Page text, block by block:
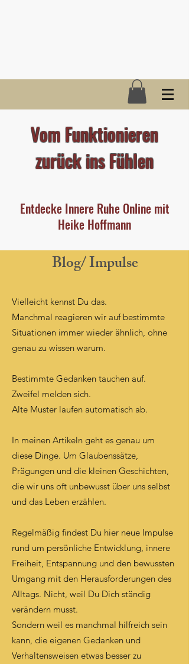
Vom Funktionieren
zurück ins Fühlen
Entdecke Innere Ruhe Online mit
Heike Hoffmann
Blog/ Impulse
Vielleicht kennst Du das.
Manchmal reagieren wir auf bestimmte
Situationen immer wieder ähnlich, ohne
genau zu wissen warum.
Bestimmte Gedanken tauchen auf.
Zweifel melden sich.
Alte Muster laufen automatisch ab.
In meinen Artikeln geht es genau um
diese Dinge. Um Glaubenssätze,
Prägungen und die kleinen Geschichten,
die wir uns oft unbewusst über uns selbst
und das Leben erzählen.
Regelmäßig findest Du hier neue Impulse
rund um persönliche Entwicklung, innere
Freiheit, Entspannung und den bewussten
Umgang mit den Herausforderungen des
Alltags. Nicht, weil Du Dich ständig
verändern musst.
Sondern weil es manchmal hilfreich sein
kann, die eigenen Gedanken und
Verhaltensweisen etwas besser zu